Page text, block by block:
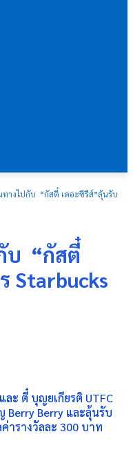
ทางไปกับ “กัสตี๋ เดอะซีรีส์”ลุ้นรับ
บ “กัสตี๋
Starbucks
ะ ตี๋ บุญยเกียรติ UTFC
Berry Berry และลุ้นรับ
ารางวัลละ 300 บาท